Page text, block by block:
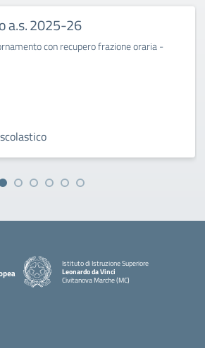
a.s. 2025-26
con recupero frazione oraria -
Istituto di Istruzione Superiore
Leonardo da Vinci
Civitanova Marche (MC)